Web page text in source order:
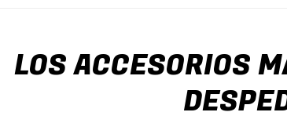
LOS ACCESORIOS